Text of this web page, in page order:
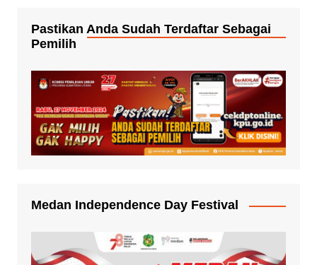
Pastikan Anda Sudah Terdaftar Sebagai
Pemilih
Medan Independence Day Festival